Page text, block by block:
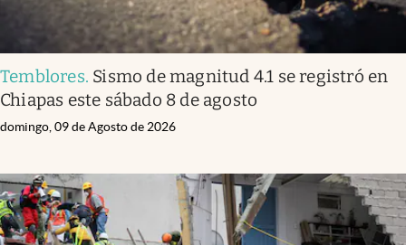
Temblores. Sismo de magnitud 4.1 se registró en
Chiapas este sábado 8 de agosto
domingo, 09 de Agosto de 2026